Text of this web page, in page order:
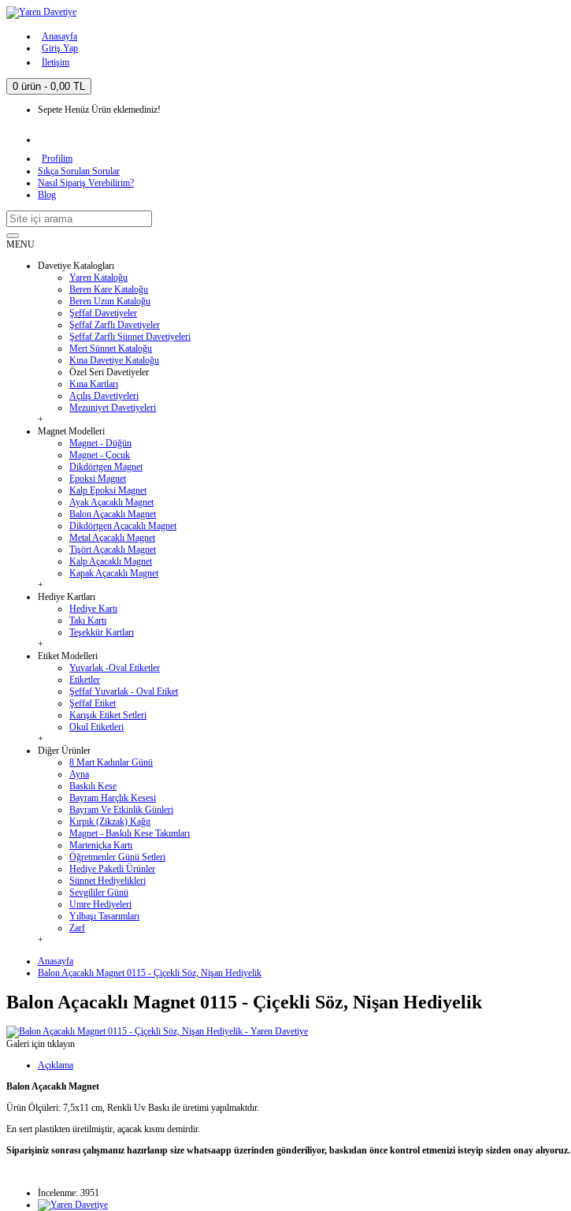
Anasayfa
Giriş Yap
İletişim
0 ürün - 0,00 TL
Sepete Henüz Ürün eklemediniz!
Profilim
Sıkça Sorulan Sorular
Nasıl Sipariş Verebilirim?
Blog
MENU
Davetiye Katalogları
Yaren Kataloğu
Beren Kare Kataloğu
Beren Uzun Kataloğu
Şeffaf Davetiyeler
Şeffaf Zarflı Davetiyeler
Şeffaf Zarflı Sünnet Davetiyeleri
Mert Sünnet Kataloğu
Kına Davetiye Kataloğu
Özel Seri Davetiyeler
Kına Kartları
Açılış Davetiyeleri
Mezuniyet Davetiyeleri
+
Magnet Modelleri
Magnet - Düğün
Magnet - Çocuk
Dikdörtgen Magnet
Epoksi Magnet
Kalp Epoksi Magnet
Ayak Açacaklı Magnet
Balon Açacaklı Magnet
Dikdörtgen Açacaklı Magnet
Metal Açacaklı Magnet
Tişört Açacaklı Magnet
Kalp Açacaklı Magnet
Kapak Açacaklı Magnet
+
Hediye Kartları
Hediye Kartı
Takı Kartı
Teşekkür Kartları
+
Etiket Modelleri
Yuvarlak -Oval Etiketler
Etiketler
Şeffaf Yuvarlak - Oval Etiket
Şeffaf Etiket
Karışık Etiket Setleri
Okul Etiketleri
+
Diğer Ürünler
8 Mart Kadınlar Günü
Ayna
Baskılı Kese
Bayram Harçlık Kesesi
Bayram Ve Etkinlik Günleri
Kırpık (Zikzak) Kağıt
Magnet - Baskılı Kese Takımları
Marteniçka Kartı
Öğretmenler Günü Setleri
Hediye Paketli Ürünler
Sünnet Hediyelikleri
Sevgililer Günü
Umre Hediyeleri
Yılbaşı Tasarımları
Zarf
+
Anasayfa
Balon Açacaklı Magnet 0115 - Çiçekli Söz, Nişan Hediyelik
Balon Açacaklı Magnet 0115 - Çiçekli Söz, Nişan Hediyelik
Galeri için tıklayın
Açıklama
Balon Açacaklı Magnet
Ürün Ölçüleri: 7,5x11 cm, Renkli Uv Baskı ile üretimi yapılmaktdır.
En sert plastikten üretilmiştir, açacak kısmı demirdir.
Siparişiniz sonrası çalışmanız hazırlanıp size whatsaapp üzerinden gönderiliyor, baskıdan önce kontrol etmenizi isteyip sizden onay alıyoruz.
İncelenme: 3951